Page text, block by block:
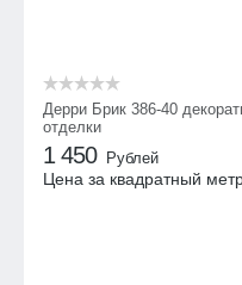
Дерри Брик 386-40
отделки
1 450 Рублей
Цена за квадратный